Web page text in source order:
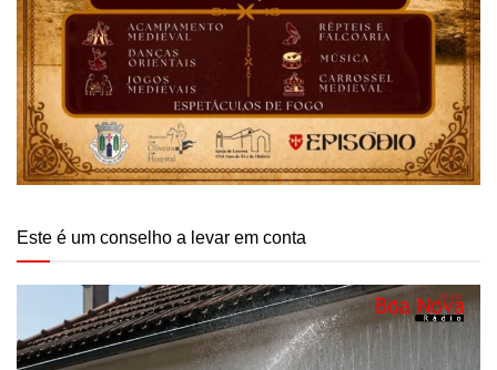
Este é um conselho a levar em conta